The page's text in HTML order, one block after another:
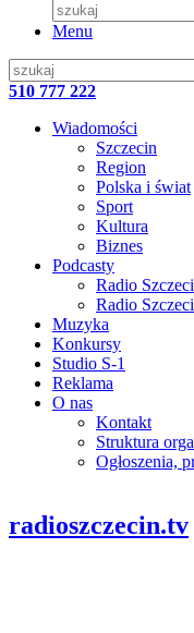
Menu
510 777 222
Wiadomości
Szczecin
Region
Polska i świat
Sport
Kultura
Biznes
Podcasty
Radio
Radio
Muzyka
Konkursy
Studio S-1
Reklama
O nas
Kontakt
Struktura
Ogłoszenia,
radioszczecin.tv